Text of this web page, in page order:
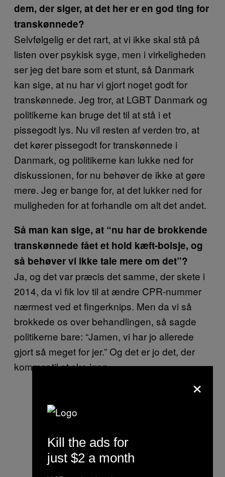
dem, der siger, at det her er en god ting for
transkønnede?
Selvfølgelig er det rart, at vi ikke skal stå på
listen over psykisk syge, men i virkeligheden
ser jeg det bare som et stunt, så Danmark
kan sige, at nu har vi gjort noget godt for
transkønnede. Jeg tror, at LGBT Danmark og
politikerne kan bruge det til at stå i et
pissegodt lys. Nu vil resten af verden tro, at
det kører pissegodt for transkønnede i
Danmark, og politikerne kan lukke ned for
diskussionen, for nu behøver de ikke at gøre
mere. Jeg er bange for, at det lukker ned for
muligheden for at forhandle om alt det andet.
Så man kan sige, at “nu har de brokkende
transkønnede fået et hold kæft-bolsje, og
så behøver vi ikke tale mere om det”?
Ja, og det var præcis det samme, der skete i
2014, da vi fik lov til at ændre CPR-nummer
nærmest ved et fingerknips. Men da vi så
brokkede os over behandlingen, så sagde
politikerne bare: “Jamen, vi har jo allerede
gjort så meget for jer.” Og det er jo det, der
kommer til at ske igen.
×
Kill the ads for
just $2 a month